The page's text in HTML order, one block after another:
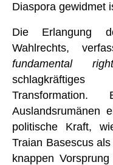
Diaspora gewidmet
Die Erlangung
Wahlrechts,
fundamental
schlagkräftiges
Auslandsrumänen
politische Kraft,
Traian Basescus
knappen